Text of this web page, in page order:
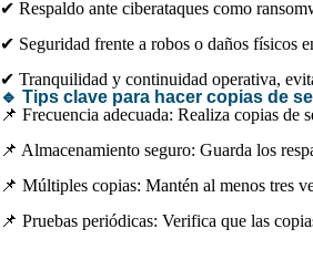
✔ Respaldo ante ciberataques como
✔ Seguridad frente a robos o daños físicos
✔ Tranquilidad y continuidad operativa,
🔹 Tips clave para hacer copias de
📌 Frecuencia adecuada: Realiza copias de
📌 Almacenamiento seguro: Guarda los
📌 Múltiples copias: Mantén al menos tres
📌 Pruebas periódicas: Verifica que las